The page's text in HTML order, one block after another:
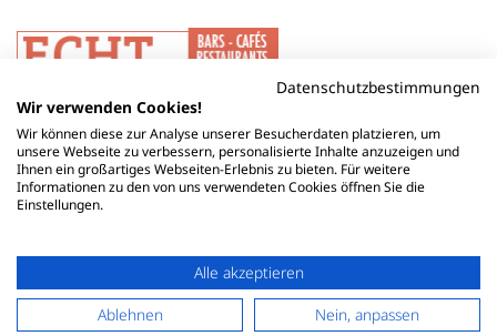
Datenschutzbestimmungen
Wir verwenden Cookies!
Wir können diese zur Analyse unserer Besucherdaten platzieren, um
unsere Webseite zu verbessern, personalisierte Inhalte anzuzeigen und
Ihnen ein großartiges Webseiten-Erlebnis zu bieten. Für weitere
Informationen zu den von uns verwendeten Cookies öffnen Sie die
Einstellungen.
Alle akzeptieren
Ablehnen
Nein, anpassen